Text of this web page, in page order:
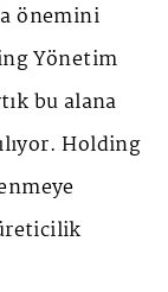
önemini
Yönetim
bu alana
Holding